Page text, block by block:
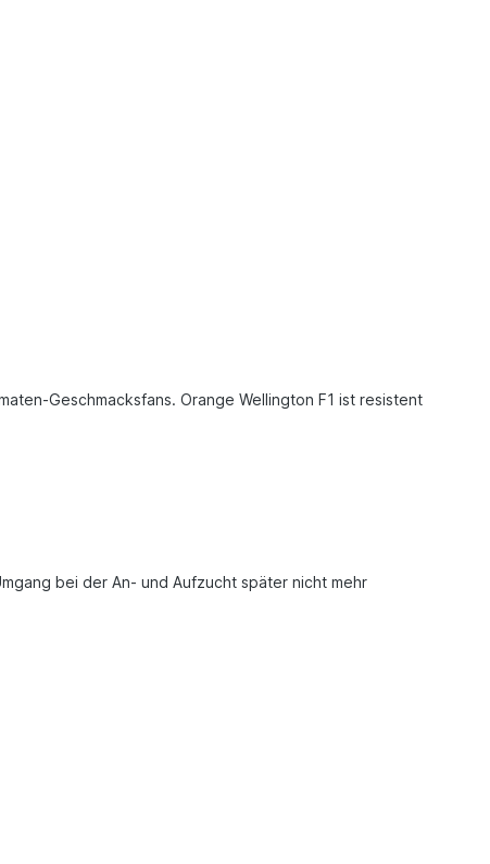
Geschmacksfans. Orange Wellington F1 ist resistent
bei der An- und Aufzucht später nicht mehr